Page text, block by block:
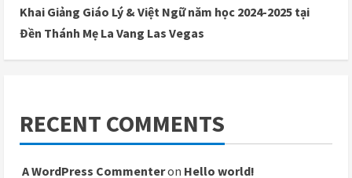
Khai Giảng Giáo Lý & Việt Ngữ năm học 2024-2025 tại
Đền Thánh Mẹ La Vang Las Vegas
RECENT COMMENTS
A WordPress Commenteron Hello world!